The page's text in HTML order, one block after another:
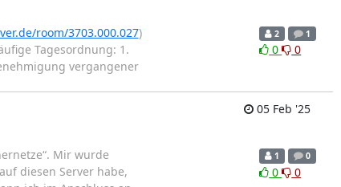
room/3703.000.027)
Tagesordnung: 1.
vergangener
2 1
0 0
05 Feb '25
Mir wurde
diesen Server habe,
1 0
0 0